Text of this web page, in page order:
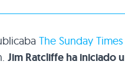
The Sunday Times
Jim Ratcliffe ha iniciado